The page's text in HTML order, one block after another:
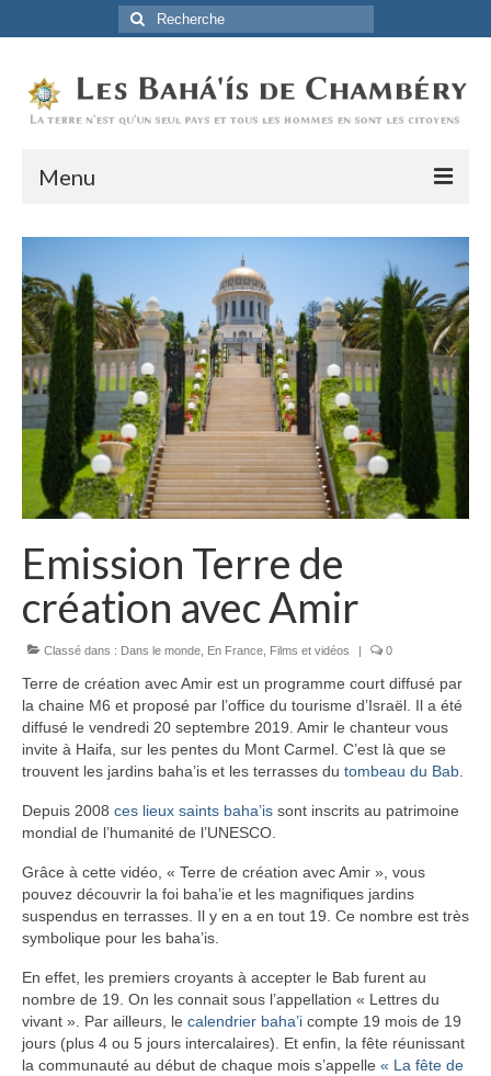
Rechercher
:
Menu
Accueil
La Foi Baha’ie
L’Histoire
Être Baha’i au quotidien
Un débordement d’actions
Actualités
Emission Terre de
création avec Amir
Classé dans : Dans le monde, En France, Films et vidéos 0
Terre de création avec Amir est un programme court diffusé par
la chaine M6 et proposé par l’office du tourisme d’Israël. Il a été
diffusé le vendredi 20 septembre 2019. Amir le chanteur vous
invite à Haifa, sur les pentes du Mont Carmel. C’est là que se
trouvent les jardins baha’is et les terrasses du tombeau du Bab.
Depuis 2008 ces lieux saints baha’is sont inscrits au patrimoine
mondial de l’humanité de l’UNESCO.
Grâce à cette vidéo, « Terre de création avec Amir », vous
pouvez découvrir la foi baha’ie et les magnifiques jardins
suspendus en terrasses. Il y en a en tout 19. Ce nombre est très
symbolique pour les baha’is.
En effet, les premiers croyants à accepter le Bab furent au
nombre de 19. On les connait sous l’appellation « Lettres du
vivant ». Par ailleurs, le calendrier baha’i compte 19 mois de 19
jours (plus 4 ou 5 jours intercalaires). Et enfin, la fête réunissant
la communauté au début de chaque mois s’appelle « La fête de